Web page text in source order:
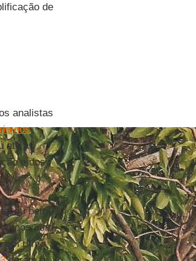
de
analistas
nos
até a
e dos
ou bem,
com
em ritmo